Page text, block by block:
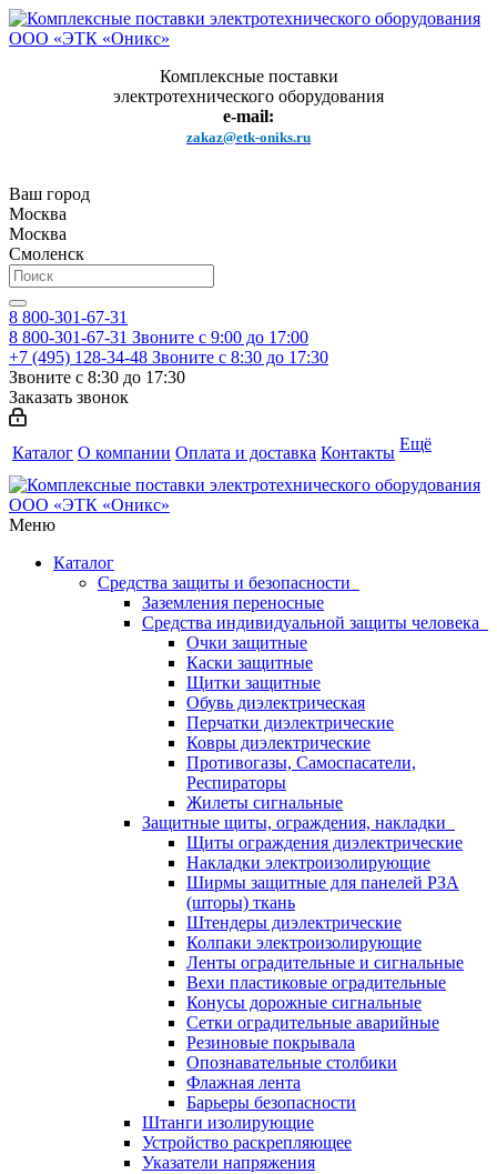
Комплексные поставки
электротехнического оборудования
e-mail:
zakaz@etk-oniks.ru
Ваш город
Москва
Москва
Смоленск
8 800-301-67-31
8 800-301-67-31 Звоните с 9:00 до 17:00
+7 (495) 128-34-48 Звоните с 8:30 до 17:30
Звоните с 8:30 до 17:30
Заказать звонок
Каталог О компании Оплата и доставка Контакты Ещё
Меню
Каталог
Средства защиты и безопасности
Заземления переносные
Средства индивидуальной защиты человека
Очки защитные
Каски защитные
Щитки защитные
Обувь диэлектрическая
Перчатки диэлектрические
Ковры диэлектрические
Противогазы, Самоспасатели,
Респираторы
Жилеты сигнальные
Защитные щиты, ограждения, накладки
Щиты ограждения диэлектрические
Накладки электроизолирующие
Ширмы защитные для панелей РЗА
(шторы) ткань
Штендеры диэлектрические
Колпаки электроизолирующие
Ленты оградительные и сигнальные
Вехи пластиковые оградительные
Конусы дорожные сигнальные
Сетки оградительные аварийные
Резиновые покрывала
Опознавательные столбики
Флажная лента
Барьеры безопасности
Штанги изолирующие
Устройство раскрепляющее
Указатели напряжения